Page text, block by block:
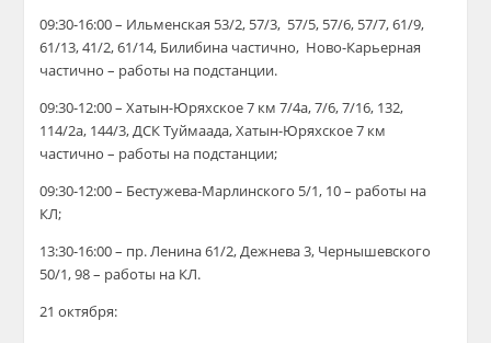
09:30-16:00 – Ильменская 53/2, 57/3, 57/5, 57/6, 57/7, 61/9,
61/13, 41/2, 61/14, Билибина частично, Ново-Карьерная
частично – работы на подстанции.
09:30-12:00 – Хатын-Юряхское 7 км 7/4а, 7/6, 7/16, 132,
114/2а, 144/3, ДСК Туймаада, Хатын-Юряхское 7 км
частично – работы на подстанции;
09:30-12:00 – Бестужева-Марлинского 5/1, 10 – работы на
КЛ;
13:30-16:00 – пр. Ленина 61/2, Дежнева 3, Чернышевского
50/1, 98 – работы на КЛ.
21 октября: